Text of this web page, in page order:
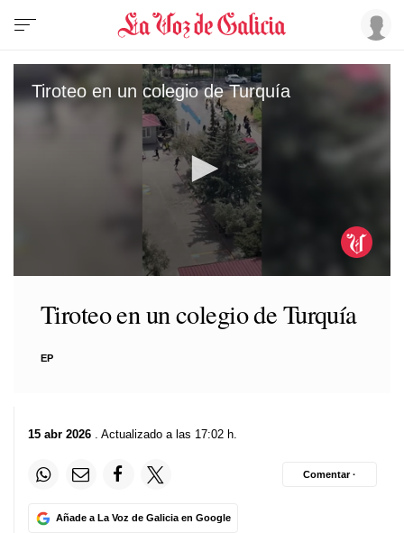
Tiroteo en un colegio de Turquía
Tiroteo en un colegio de Turquía
EP
15 abr 2026 . Actualizado a las 17:02 h.
Añade a La Voz de Galicia en Google
Comentar ·